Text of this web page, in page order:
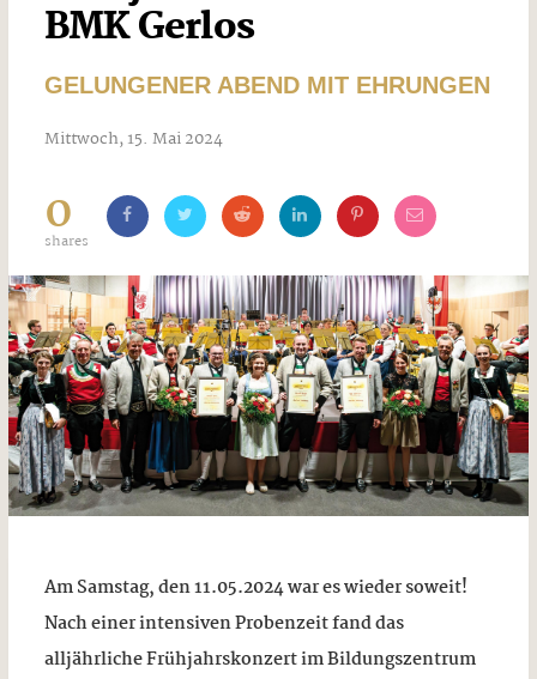
BMK Gerlos
GELUNGENER ABEND MIT EHRUNGEN
Mittwoch, 15. Mai 2024
0
shares
Am Samstag, den 11.05.2024 war es wieder soweit!
Nach einer intensiven Probenzeit fand das
alljährliche Frühjahrskonzert im Bildungszentrum